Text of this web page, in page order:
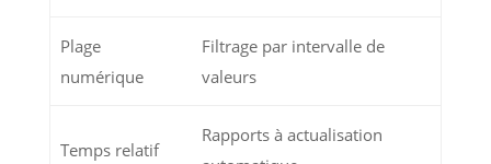
Plage
numérique
Filtrage par intervalle de
valeurs
Temps relatif
Rapports à actualisation